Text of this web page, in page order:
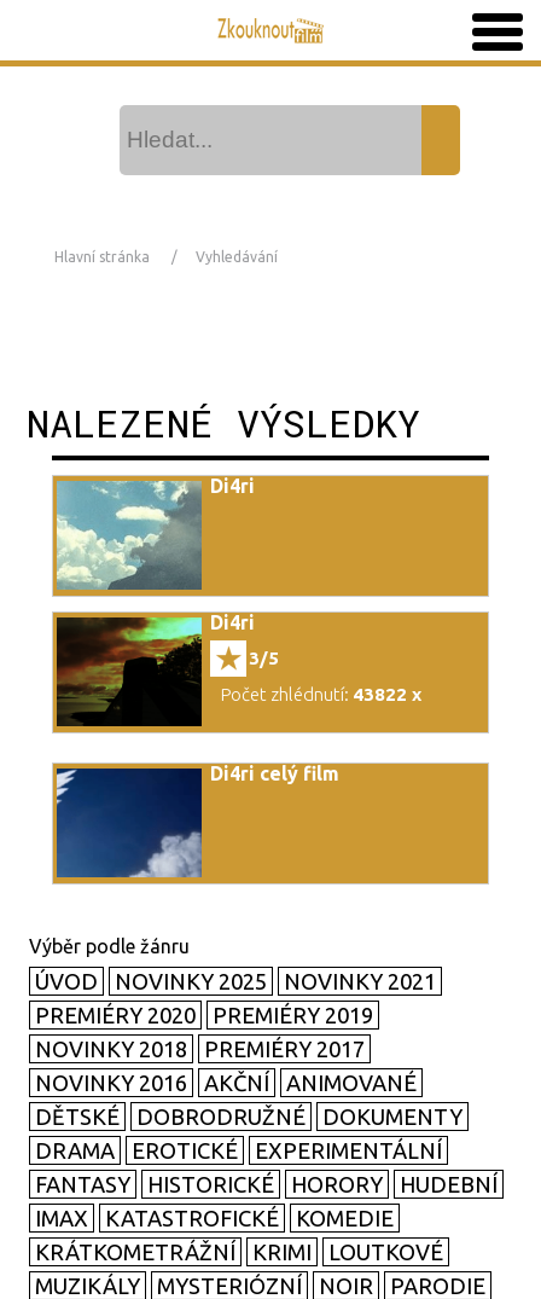
Hlavní stránka Vyhledávání
NALEZENÉ VÝSLEDKY
Di4ri
Di4ri
3/5
Počet zhlédnutí: 43822 x
Di4ri celý film
ÚVOD NOVINKY 2025
NOVINKY 2021
PREMIÉRY 2020
PREMIÉRY 2019
NOVINKY 2018
PREMIÉRY 2017
NOVINKY 2016
AKČNÍ
ANIMOVANÉ
DĚTSKÉ
DOBRODRUŽNÉ
DOKUMENTY
DRAMA
EROTICKÉ
EXPERIMENTÁLNÍ
FANTASY
HISTORICKÉ HORORY
HUDEBNÍ
IMAX
KATASTROFICKÉ
KOMEDIE
KRÁTKOMETRÁŽNÍ
KRIMI
LOUTKOVÉ
MUZIKÁLY
MYSTERIÓZNÍ NOIR
PARODIE